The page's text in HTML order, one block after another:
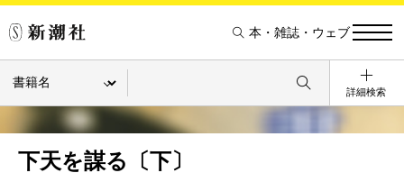
本・雑誌・ウェブ
詳細検索
下天を謀る〔下〕